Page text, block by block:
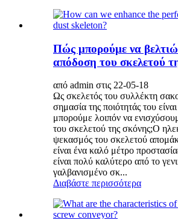
Πώς μπορούμε να
απόδοση του σκελετού
από admin στις 22-05-18
Ως σκελετός του συλλέκτη
σημασία της ποιότητάς του
μπορούμε λοιπόν να
του σκελετού της σκόνης;Ο
ψεκασμός του σκελετού
είναι ένα καλό μέτρο
είναι πολύ καλύτερο από το
γαλβανισμένο σκ...
Διαβάστε περισσότερα